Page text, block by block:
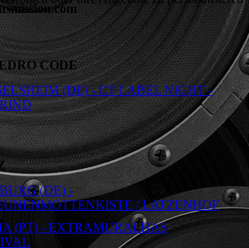
CODE
(DE) - CT LABEL NIGHT -
(DE) -
/ LATZENHOF
(PT) - EXTRAMURALHAS